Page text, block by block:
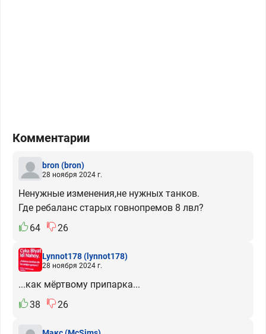
Комментарии
bron(bron)
28 ноября 2024 г.
Ненужные изменения,не нужных танков.
Где ребаланс старых говнопремов 8 лвл?
64
26
Lynnot178(lynnot178)
28 ноября 2024 г.
...как мёртвому припарка...
38
26